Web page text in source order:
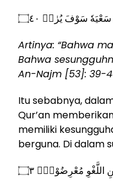
Artinya: “Bahwa
Bahwa
An-Najm [53]: 39-
Itu sebabnya,
Qur’an
memiliki
berguna. Di dalam